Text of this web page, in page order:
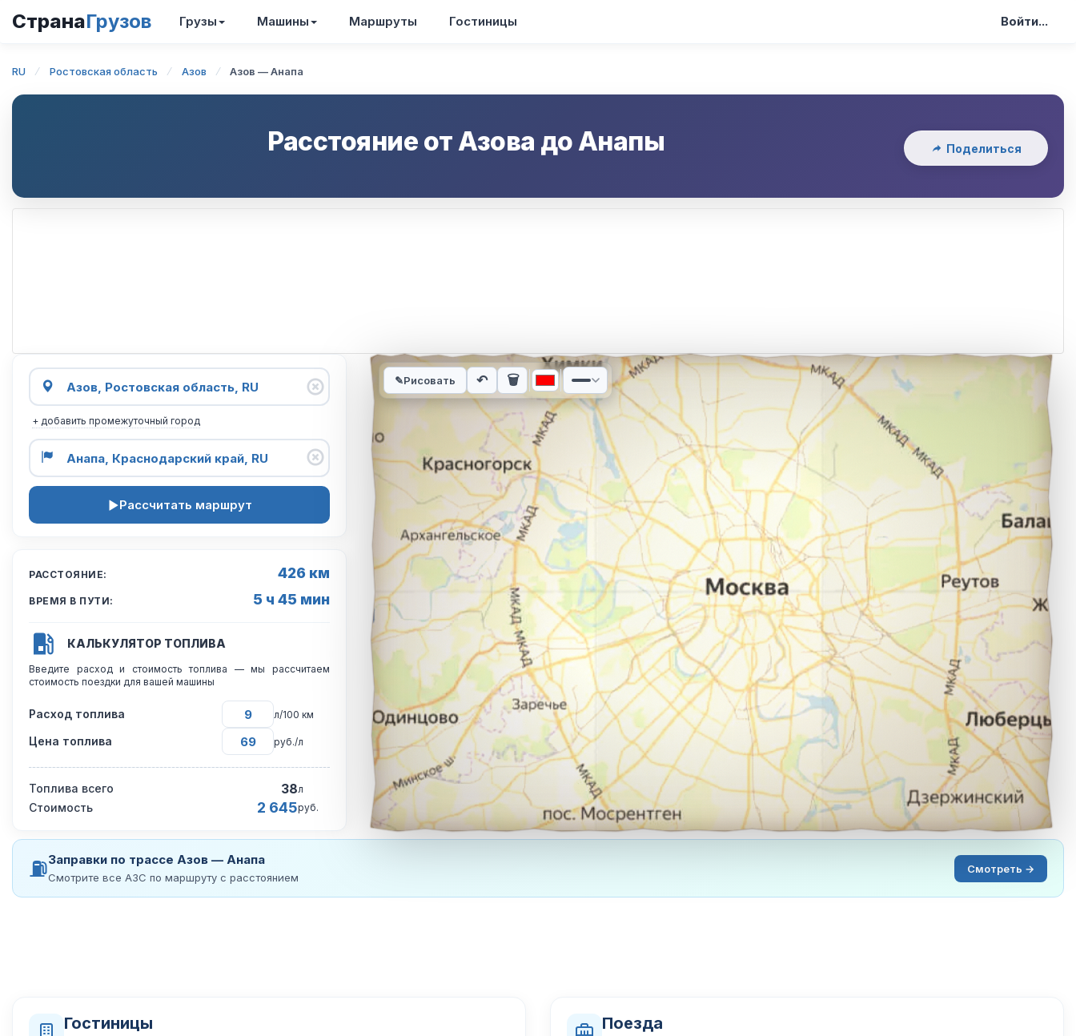
СтранаГрузов Грузы Машины Маршруты Гостиницы Войти...
RU Ростовская область Азов Азов — Анапа
Расстояние отАзова до Анапы Поделиться
+ добавить промежуточный город
Рассчитать маршрут
РАССТОЯНИЕ: 426 км
ВРЕМЯ В ПУТИ: 5 ч 45 мин
КАЛЬКУЛЯТОР ТОПЛИВА
Введите расход и стоимость топлива — мы рассчитаем
стоимость поездки для вашей машины
Расход топлива л/100 км
Цена топлива руб./л
Топлива всего 38л
Стоимость 2 645руб.
Интерактивная карта автомобильного маршрута из города Азов в город Анапа.
✎Рисовать ↶ 🗑
⛽Заправки по трассе Азов — Анапа
Смотрите все АЗС по маршруту с расстоянием
Смотреть →
Гостиницы Поезда